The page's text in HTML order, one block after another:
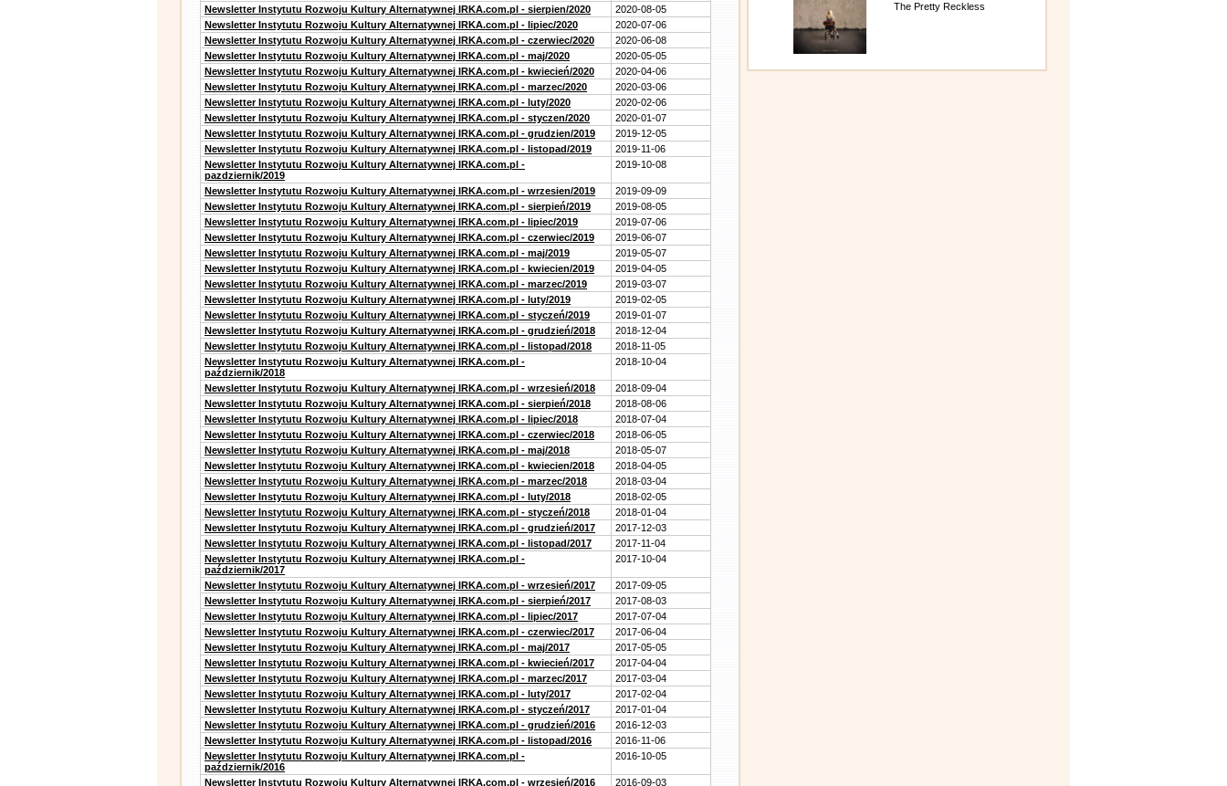
Newsletter Instytutu Rozwoju Kultury Alternatywnej IRKA.com.pl - sierpien/2020
2020-08-05
Newsletter Instytutu Rozwoju Kultury Alternatywnej IRKA.com.pl - lipiec/2020
2020-07-06
Newsletter Instytutu Rozwoju Kultury Alternatywnej IRKA.com.pl - czerwiec/2020
2020-06-08
Newsletter Instytutu Rozwoju Kultury Alternatywnej IRKA.com.pl - maj/2020
2020-05-05
Newsletter Instytutu Rozwoju Kultury Alternatywnej IRKA.com.pl - kwiecień/2020
2020-04-06
Newsletter Instytutu Rozwoju Kultury Alternatywnej IRKA.com.pl - marzec/2020
2020-03-06
Newsletter Instytutu Rozwoju Kultury Alternatywnej IRKA.com.pl - luty/2020
2020-02-06
Newsletter Instytutu Rozwoju Kultury Alternatywnej IRKA.com.pl - styczen/2020
2020-01-07
Newsletter Instytutu Rozwoju Kultury Alternatywnej IRKA.com.pl - grudzien/2019
2019-12-05
Newsletter Instytutu Rozwoju Kultury Alternatywnej IRKA.com.pl - listopad/2019
2019-11-06
Newsletter Instytutu Rozwoju Kultury Alternatywnej IRKA.com.pl -
pazdziernik/2019
2019-10-08
Newsletter Instytutu Rozwoju Kultury Alternatywnej IRKA.com.pl - wrzesien/2019
2019-09-09
Newsletter Instytutu Rozwoju Kultury Alternatywnej IRKA.com.pl - sierpień/2019
2019-08-05
Newsletter Instytutu Rozwoju Kultury Alternatywnej IRKA.com.pl - lipiec/2019
2019-07-06
Newsletter Instytutu Rozwoju Kultury Alternatywnej IRKA.com.pl - czerwiec/2019
2019-06-07
Newsletter Instytutu Rozwoju Kultury Alternatywnej IRKA.com.pl - maj/2019
2019-05-07
Newsletter Instytutu Rozwoju Kultury Alternatywnej IRKA.com.pl - kwiecien/2019
2019-04-05
Newsletter Instytutu Rozwoju Kultury Alternatywnej IRKA.com.pl - marzec/2019
2019-03-07
Newsletter Instytutu Rozwoju Kultury Alternatywnej IRKA.com.pl - luty/2019
2019-02-05
Newsletter Instytutu Rozwoju Kultury Alternatywnej IRKA.com.pl - styczeń/2019
2019-01-07
Newsletter Instytutu Rozwoju Kultury Alternatywnej IRKA.com.pl - grudzień/2018
2018-12-04
Newsletter Instytutu Rozwoju Kultury Alternatywnej IRKA.com.pl - listopad/2018
2018-11-05
Newsletter Instytutu Rozwoju Kultury Alternatywnej IRKA.com.pl -
październik/2018
2018-10-04
Newsletter Instytutu Rozwoju Kultury Alternatywnej IRKA.com.pl - wrzesień/2018
2018-09-04
Newsletter Instytutu Rozwoju Kultury Alternatywnej IRKA.com.pl - sierpień/2018
2018-08-06
Newsletter Instytutu Rozwoju Kultury Alternatywnej IRKA.com.pl - lipiec/2018
2018-07-04
Newsletter Instytutu Rozwoju Kultury Alternatywnej IRKA.com.pl - czerwiec/2018
2018-06-05
Newsletter Instytutu Rozwoju Kultury Alternatywnej IRKA.com.pl - maj/2018
2018-05-07
Newsletter Instytutu Rozwoju Kultury Alternatywnej IRKA.com.pl - kwiecien/2018
2018-04-05
Newsletter Instytutu Rozwoju Kultury Alternatywnej IRKA.com.pl - marzec/2018
2018-03-04
Newsletter Instytutu Rozwoju Kultury Alternatywnej IRKA.com.pl - luty/2018
2018-02-05
Newsletter Instytutu Rozwoju Kultury Alternatywnej IRKA.com.pl - styczeń/2018
2018-01-04
Newsletter Instytutu Rozwoju Kultury Alternatywnej IRKA.com.pl - grudzień/2017
2017-12-03
Newsletter Instytutu Rozwoju Kultury Alternatywnej IRKA.com.pl - listopad/2017
2017-11-04
Newsletter Instytutu Rozwoju Kultury Alternatywnej IRKA.com.pl -
październik/2017
2017-10-04
Newsletter Instytutu Rozwoju Kultury Alternatywnej IRKA.com.pl - wrzesień/2017
2017-09-05
Newsletter Instytutu Rozwoju Kultury Alternatywnej IRKA.com.pl - sierpień/2017
2017-08-03
Newsletter Instytutu Rozwoju Kultury Alternatywnej IRKA.com.pl - lipiec/2017
2017-07-04
Newsletter Instytutu Rozwoju Kultury Alternatywnej IRKA.com.pl - czerwiec/2017
2017-06-04
Newsletter Instytutu Rozwoju Kultury Alternatywnej IRKA.com.pl - maj/2017
2017-05-05
Newsletter Instytutu Rozwoju Kultury Alternatywnej IRKA.com.pl - kwiecień/2017
2017-04-04
Newsletter Instytutu Rozwoju Kultury Alternatywnej IRKA.com.pl - marzec/2017
2017-03-04
Newsletter Instytutu Rozwoju Kultury Alternatywnej IRKA.com.pl - luty/2017
2017-02-04
Newsletter Instytutu Rozwoju Kultury Alternatywnej IRKA.com.pl - styczeń/2017
2017-01-04
Newsletter Instytutu Rozwoju Kultury Alternatywnej IRKA.com.pl - grudzień/2016
2016-12-03
Newsletter Instytutu Rozwoju Kultury Alternatywnej IRKA.com.pl - listopad/2016
2016-11-06
Newsletter Instytutu Rozwoju Kultury Alternatywnej IRKA.com.pl -
październik/2016
2016-10-05
Newsletter Instytutu Rozwoju Kultury Alternatywnej IRKA.com.pl - wrzesień/2016 2016-09-03
The Pretty Reckless